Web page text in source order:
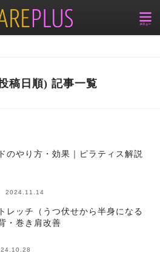
稿日順) 記事一覧
のやり方・効果｜ピラティス解説
2024.11.14
レッチ（うつ伏せから半身になる
・巻き肩改善